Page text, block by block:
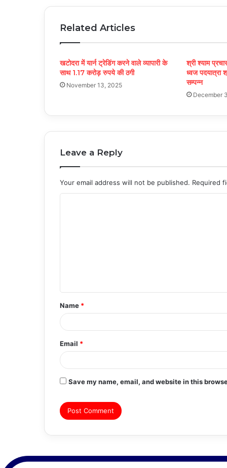
Related Articles
खटोदरा में यार्न ट्रेडिंग करने वाले व्यापारी के
साथ 1.17 करोड़ रुपये की ठगी
November 13, 2025
श्री श्याम
ध्वज पदयात्रा
सम्पन्न
December
Leave a Reply
Your email address will not be published. Required
t
*
Name *
Email *
Save my name, email, and website in this